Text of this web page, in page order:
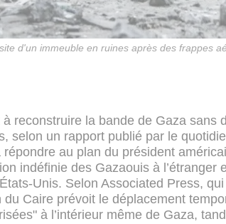
d'un immeuble en ruines après des frappes
à reconstruire la bande de Gaza sans
selon un rapport publié par le
au plan du président
indéfinie des Gazaouis à l’étranger
Unis. Selon Associated Press,
Caire prévoit le déplacement
à l’intérieur même de Gaza,